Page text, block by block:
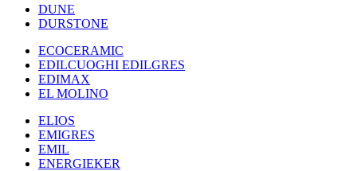
DUNE
DURSTONE
ECOCERAMIC
EDILCUOGHI EDILGRES
EDIMAX
EL MOLINO
ELIOS
EMIGRES
EMIL
ENERGIEKER